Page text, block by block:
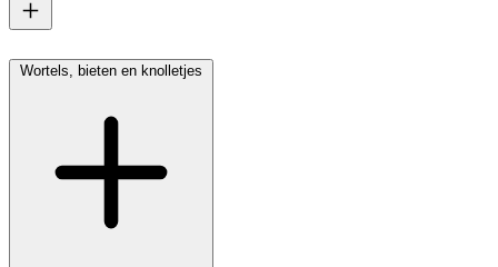
Wortels, bieten en knolletjes